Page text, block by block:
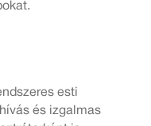
esti
és izgalmas